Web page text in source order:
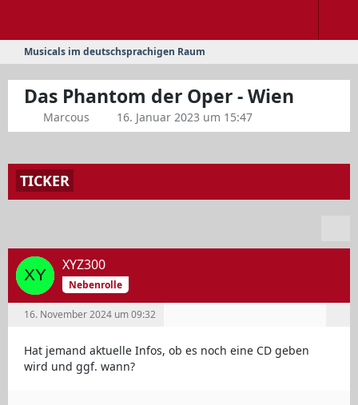
Musicals im deutschsprachigen Raum
Das Phantom der Oper - Wien
Marcous 16. Januar 2023 um 15:47
TICKER
XYZ300
Nebenrolle
16. November 2024 um 09:32
Hat jemand aktuelle Infos, ob es noch eine CD geben
wird und ggf. wann?